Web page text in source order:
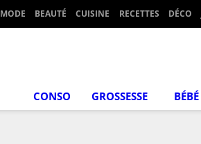
MODE BEAUTÉ CUISINE RECETTES DÉCO
CONSO GROSSESSE BÉBÉ